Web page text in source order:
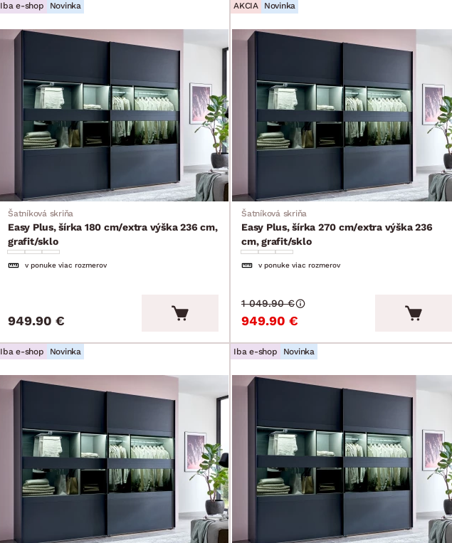
Iba e-shop Novinka
Šatníková skriňa
Easy Plus, šírka 180 cm/extra výška 236 cm,
grafit/sklo
v ponuke viac rozmerov
949.90 €
AKCIA Novinka
Šatníková skriňa
Easy Plus, šírka 270 cm/extra výška 236
cm, grafit/sklo
v ponuke viac rozmerov
949.90 €
1 049.90 €
Iba e-shop Novinka Iba e-shop Novinka